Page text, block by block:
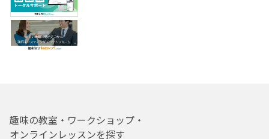
趣味の教室・ワークショップ・
オンラインレッスンを探す